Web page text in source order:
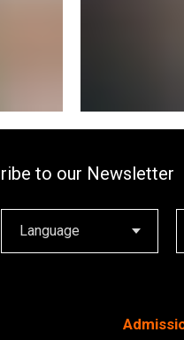
to our Newsletter